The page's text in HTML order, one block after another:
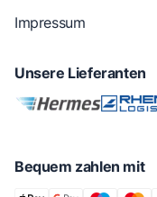
Impressum
Unsere Lieferanten
Bequem zahlen mit